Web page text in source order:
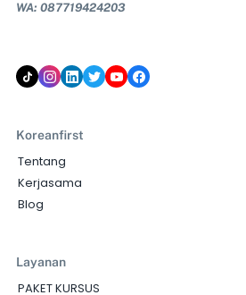
WA: 087719424203
Koreanfirst
Tentang
Kerjasama
Blog
Layanan
PAKET KURSUS